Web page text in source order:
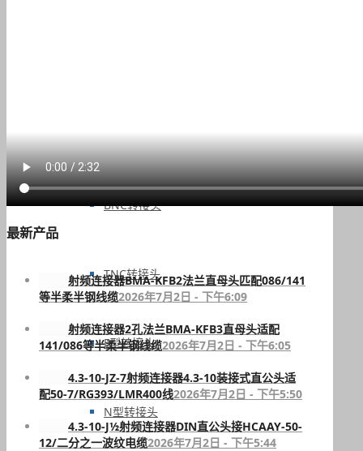
RF转接头
BNC转接头
TNC转接头
F型转接头
N型转接头
最新产品
射频连接器BMA-KFB2法兰直母头匹配086/141
等半柔半钢线缆2026年7月2日 - 下午6:09
射频连接器2孔法兰BMA-KFB3直母头适配
141/086等半柔半钢线缆2026年7月2日 - 下午6:05
4.3-10-JZ-7射频连接器4.3-10装接式直公头适
配50-7/RG393/LMR400线2026年7月2日 - 下午5:50
4.3-10-J½射频连接器DIN直公头接HCAAY-50-
12/二分之一波纹电缆2026年7月2日 - 下午5:44